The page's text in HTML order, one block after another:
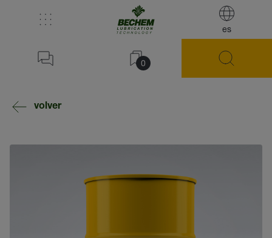
es
0
volver